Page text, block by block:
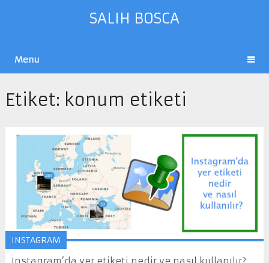
SALIH BOSCA
Menu
Etiket: konum etiketi
INSTAGRAM